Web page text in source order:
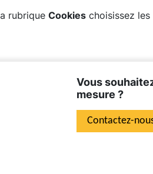
rubrique Cookies choisissez
Vous
mesure ?
Contactez-